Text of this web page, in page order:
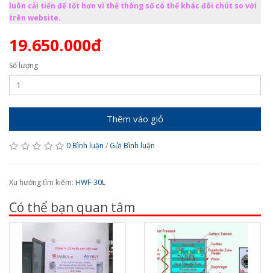
luôn cải tiến để tốt hơn vì thế thông số có thể khác đôi chút so với
trên website.
19.650.000đ
Số lượng
Thêm vào giỏ
0 Bình luận / Gửi Bình luận
Xu hướng tìm kiếm: HWF-30L
Có thể bạn quan tâm